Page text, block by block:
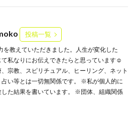
投稿一覧
を教えていただきました。人生が変化した
私なりにお伝えできたらと思っています☺️
宗教、スピリチュアル、ヒーリング、ネット
占い等とは一切無関係です。 ※私が個人的に
た結果を書いています。 ※団体、組織関係